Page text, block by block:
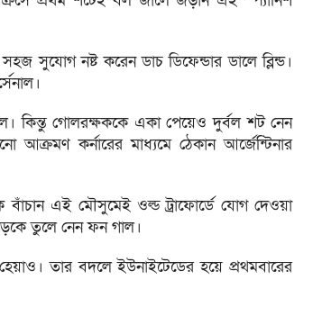
সুযোগ নষ্ট করেন ডাচ ডিফেন্ডার ডালে ব্লিন্ড।
কিন্তু গোলরক্ষককে একা পেয়েও দুর্বল শট নেন
কর্নারের মাধ্যমে ঠেকান আর্জেন্টিনার
এই মৌসুমেই ওল্ড ট্রাফোর্ডে যোগ দেওয়া
তুলে নেন ফন গাল।
তার বদলে ইউনাইটেডের হয়ে প্রথমবারের